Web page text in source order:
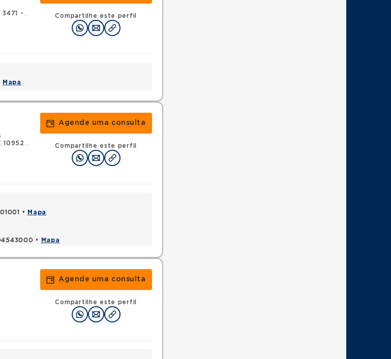
- Endoscopia
Compartilhe este perfil
Mapa
- Gastroenterologia
Agende uma consulta
Compartilhe este perfil
• Mapa
• Mapa
Agende uma consulta
Compartilhe este perfil